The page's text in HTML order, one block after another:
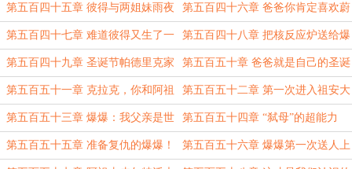
咋有点不一样？ 祖安？
第五百四十五章 彼得与两姐妹雨夜
谈心
第五百四十六章 爸爸你肯定喜欢蔚
多一点
第五百四十七章 难道彼得又生了一
个“妖怪”女儿？
第五百四十八章 把核反应炉送给爆
爆？！
第五百四十九章 圣诞节帕德里克家
族，全员大集合
第五百五十章 爸爸就是自己的圣诞
老人
第五百五十一章 克拉克，你和阿祖
谁厉害？
第五百五十二章 第一次进入祖安大
世界
第五百五十三章 爆爆：我父亲是世
界上最好的爸爸！
第五百五十四章 “弑母”的超能力
者？
第五百五十五章 准备复仇的爆爆！ 第五百五十六章 爆爆第一次送人上